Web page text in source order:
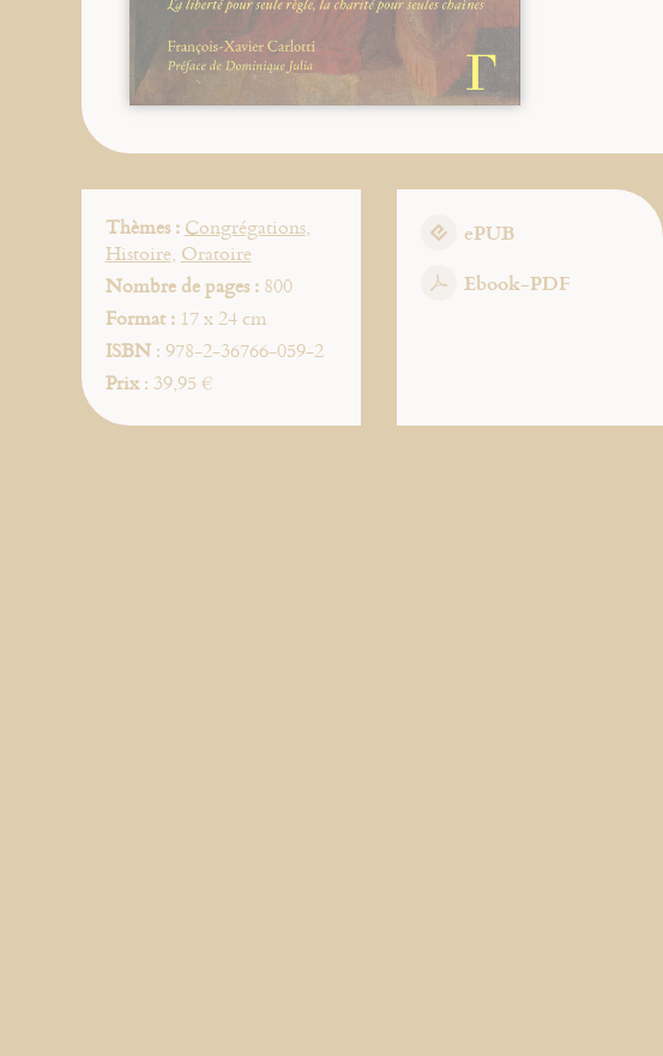
Thèmes : Congrégations,
Histoire, Oratoire
Nombre de pages :800
Format :17 x 24 cm
ISBN: 978-2-36766-059-2
Prix: 39,95 €
ePUB
Ebook-PDF